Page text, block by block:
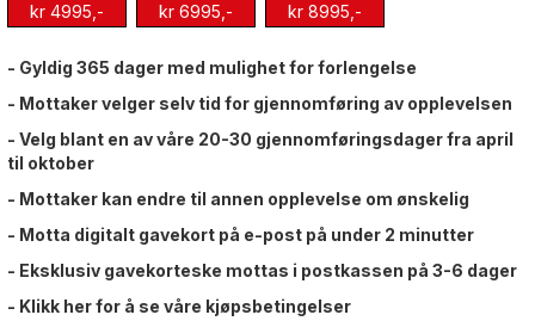
kr 4995,- kr 6995,- kr 8995,-
- Gyldig 365 dager med mulighet for forlengelse
- Mottaker velger selv tid for gjennomføring av opplevelsen
- Velg blant en av våre 20-30 gjennomføringsdager fra april
til oktober
- Mottaker kan endre til annen opplevelse om ønskelig
- Motta digitalt gavekort på e-post på under 2 minutter
- Eksklusiv gavekorteske mottas i postkassen på 3-6 dager
- Klikk herfor å se våre kjøpsbetingelser